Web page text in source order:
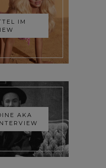
IM
AKA